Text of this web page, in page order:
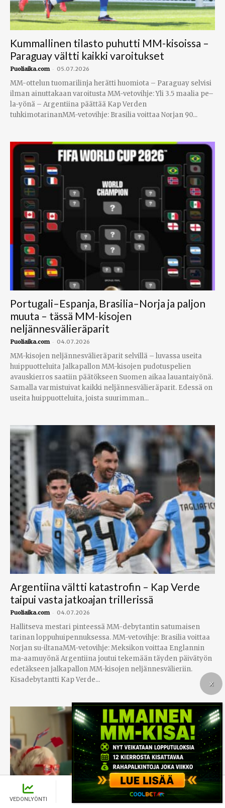
Kummallinen tilasto puhutti MM-kisoissa –
Paraguay vältti kaikki varoitukset
Puoliaika.com - 05.07.2026
MM-ottelun tuomarilinja herätti huomiota – Paraguay selvisi
ilman ainuttakaan varoitusta MM-vetovihje: Yli 3.5 maalia pe–
la-yönä – Argentiina päättää Kap Verden
tuhkimotarinanMM-vetovihje: Brasilia voittaa Norjan 90...
Portugali–Espanja, Brasilia–Norja ja paljon
muuta – tässä MM-kisojen
neljännesvälieräparit
Puoliaika.com - 04.07.2026
MM-kisojen neljännesvälieräparit selvillä – luvassa useita
huippuotteluita Jalkapallon MM-kisojen pudotuspelien
avauskierros saatiin päätökseen Suomen aikaa lauantaiyönä.
Samalla varmistuivat kaikki neljännesvälieräparit. Edessä on
useita huippuotteluita, joista suurimman...
Argentiina vältti katastrofin – Kap Verde
taipui vasta jatkoajan trillerissä
Puoliaika.com - 04.07.2026
Hallitseva mestari pinteessä MM-debytantin satumaisen
tarinan loppuhuipennuksessa. MM-vetovihje: Brasilia voittaa
Norjan su-iltanaMM-vetovihje: Meksikon voittaa Englannin
ma-aamuyönä Argentiina joutui tekemään täyden päivätyön
edetäkseen jalkapallon MM-kisojen neljännesvälieriin.
Kisadebytantti Kap Verde...